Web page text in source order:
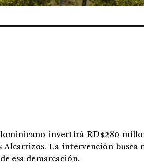
invertirá RD$280
La intervención busca
esa demarcación.